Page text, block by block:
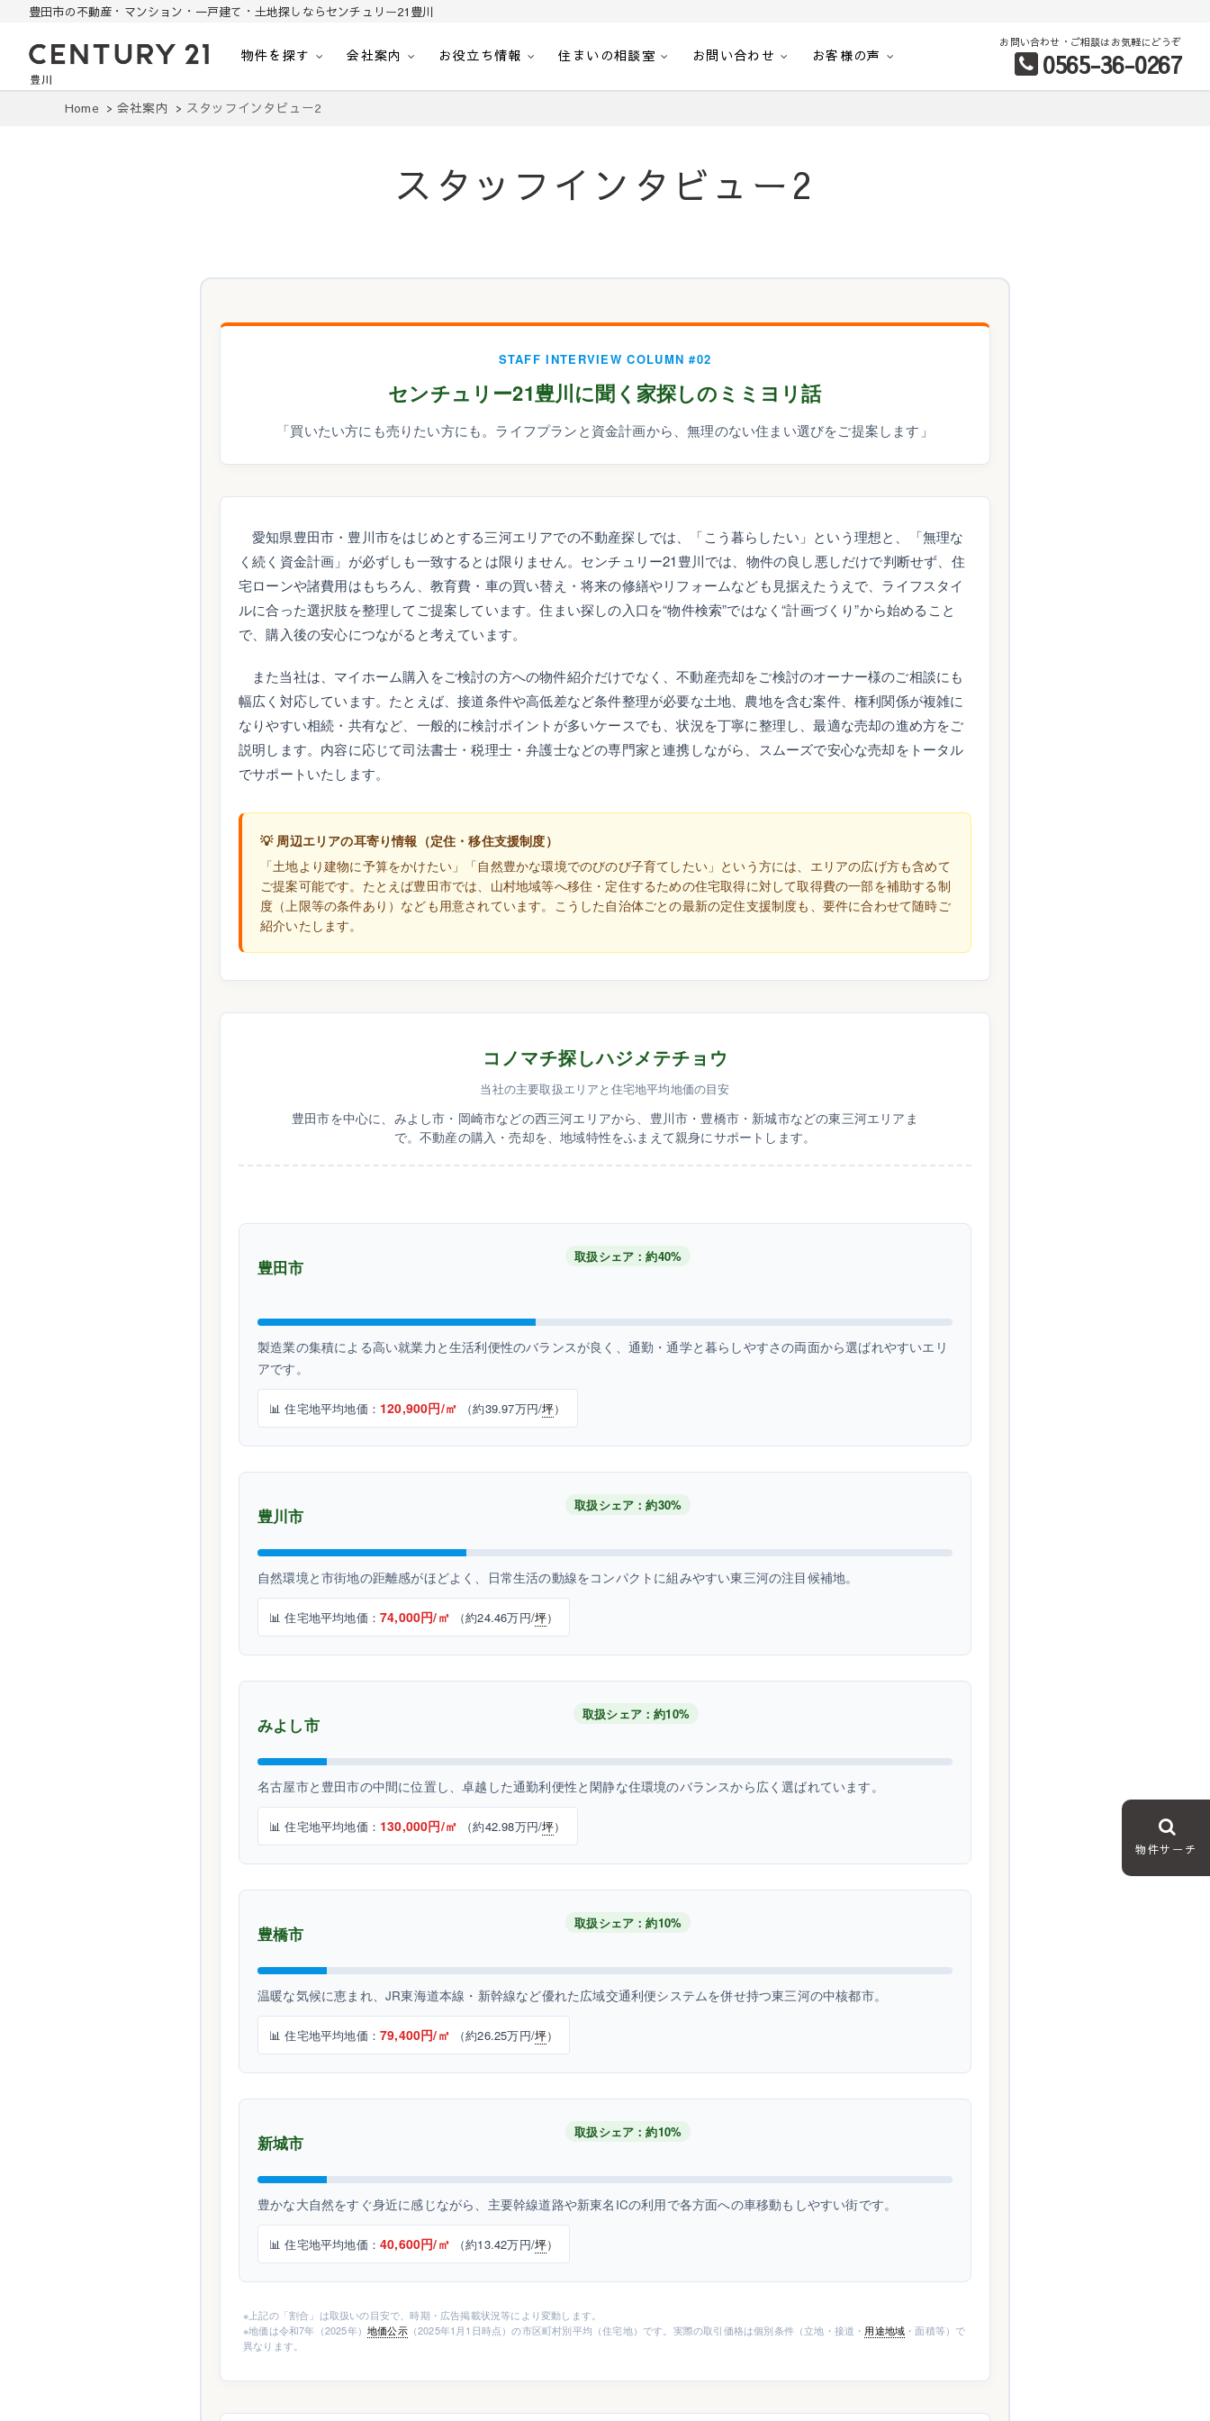
豊田市の不動産・マンション・一戸建て・土地探しならセンチュリー21豊川
豊田市の中古住宅・土地・リノベ物件探し｜センチュリー21豊川
物件を探す 会社案内 お役立ち情報 住まいの相談室 お問い合わせ お客様の声
お問い合わせ・ご相談はお気軽にどうぞ
0565-36-0267
Home 会社案内 スタッフインタビュー2
スタッフインタビュー2
STAFF INTERVIEW COLUMN #02
センチュリー21豊川に聞く家探しのミミヨリ話
「買いたい方にも売りたい方にも。ライフプランと資金計画から、無理のない住まい選びをご提案します」
愛知県豊田市・豊川市をはじめとする三河エリアでの不動産探しでは、「こう暮らしたい」という理想と、「無理な
く続く資金計画」が必ずしも一致するとは限りません。センチュリー21豊川では、物件の良し悪しだけで判断せず、住
宅ローンや諸費用はもちろん、教育費・車の買い替え・将来の修繕やリフォームなども見据えたうえで、ライフスタイ
ルに合った選択肢を整理してご提案しています。住まい探しの入口を“物件検索”ではなく“計画づくり”から始めること
で、購入後の安心につながると考えています。
また当社は、マイホーム購入をご検討の方への物件紹介だけでなく、不動産売却をご検討のオーナー様のご相談にも
幅広く対応しています。たとえば、接道条件や高低差など条件整理が必要な土地、農地を含む案件、権利関係が複雑に
なりやすい相続・共有など、一般的に検討ポイントが多いケースでも、状況を丁寧に整理し、最適な売却の進め方をご
説明します。内容に応じて司法書士・税理士・弁護士などの専門家と連携しながら、スムーズで安心な売却をトータル
でサポートいたします。
💡 周辺エリアの耳寄り情報（定住・移住支援制度）
「土地より建物に予算をかけたい」「自然豊かな環境でのびのび子育てしたい」という方には、エリアの広げ方も含めて
ご提案可能です。たとえば豊田市では、山村地域等へ移住・定住するための住宅取得に対して取得費の一部を補助する制
度（上限等の条件あり）なども用意されています。こうした自治体ごとの最新の定住支援制度も、要件に合わせて随時ご
紹介いたします。
コノマチ探しハジメテチョウ
当社の主要取扱エリアと住宅地平均地価の目安
豊田市を中心に、みよし市・岡崎市などの西三河エリアから、豊川市・豊橋市・新城市などの東三河エリアま
で。不動産の購入・売却を、地域特性をふまえて親身にサポートします。
豊田市
取扱シェア：約40%
製造業の集積による高い就業力と生活利便性のバランスが良く、通勤・通学と暮らしやすさの両面から選ばれやすいエリ
アです。
📊 住宅地平均地価： 120,900円/㎡ （約39.97万円/坪）
豊川市
取扱シェア：約30%
自然環境と市街地の距離感がほどよく、日常生活の動線をコンパクトに組みやすい東三河の注目候補地。
📊 住宅地平均地価： 74,000円/㎡ （約24.46万円/坪）
みよし市
取扱シェア：約10%
名古屋市と豊田市の中間に位置し、卓越した通勤利便性と閑静な住環境のバランスから広く選ばれています。
📊 住宅地平均地価： 130,000円/㎡ （約42.98万円/坪）
豊橋市
取扱シェア：約10%
温暖な気候に恵まれ、JR東海道本線・新幹線など優れた広域交通利便システムを併せ持つ東三河の中核都市。
📊 住宅地平均地価： 79,400円/㎡ （約26.25万円/坪）
新城市
取扱シェア：約10%
豊かな大自然をすぐ身近に感じながら、主要幹線道路や新東名ICの利用で各方面への車移動もしやすい街です。
📊 住宅地平均地価： 40,600円/㎡ （約13.42万円/坪）
※上記の「割合」は取扱いの目安で、時期・広告掲載状況等により変動します。
※地価は令和7年（2025年） 地価公示（2025年1月1日時点）の市区町村別平均（住宅地）です。実際の取引価格は個別条件（立地・接道・ 用途地域 ・面積等）で
異なります。
物件サーチ